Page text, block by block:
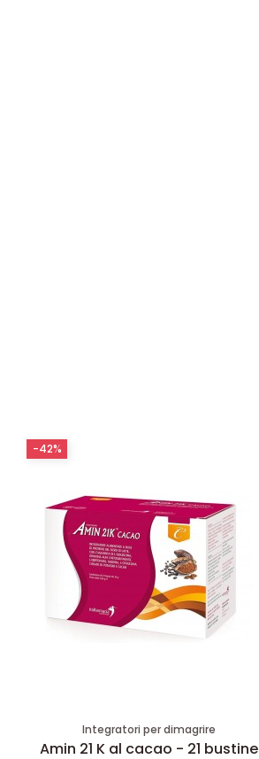
Integratori per dimagrire
Amin 21 K al cacao - 21 bustine
-42%